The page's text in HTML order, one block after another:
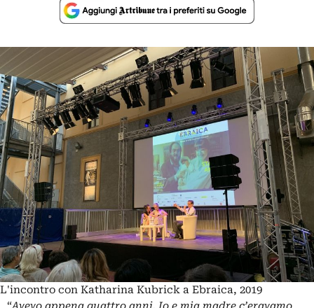
L'incontro con Katharina Kubrick a Ebraica, 2019